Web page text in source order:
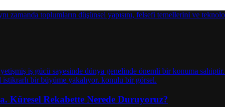
Küresel Rekabette Nerede Duruyoruz?